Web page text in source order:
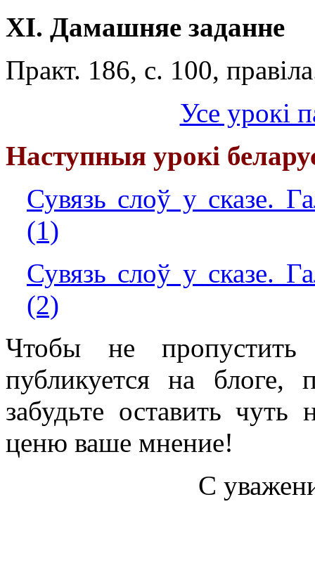
XІ. Дамашняе заданне
Практ. 186, с. 100,
Усе урокі
Наступныя урокі
Сувязь слоў у сказе.
(1)
Сувязь слоў у сказе.
(2)
Чтобы не
публикуется на блоге,
забудьте оставить
ценю ваше мнение!
С